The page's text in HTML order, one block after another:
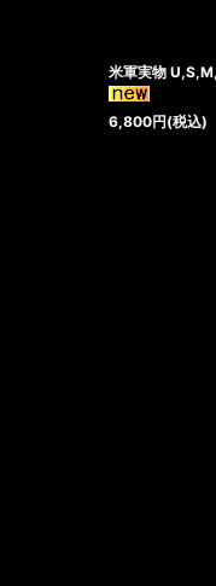
米軍実物
6,800円(税込)